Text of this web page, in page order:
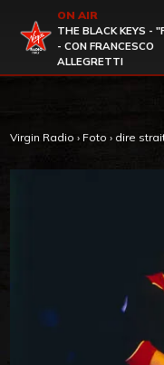
Virgin Radio
ON AIR
THE BLACK KEYS -
- CON FRANCESCO
ALLEGRETTI
Virgin Radio › Foto › dire